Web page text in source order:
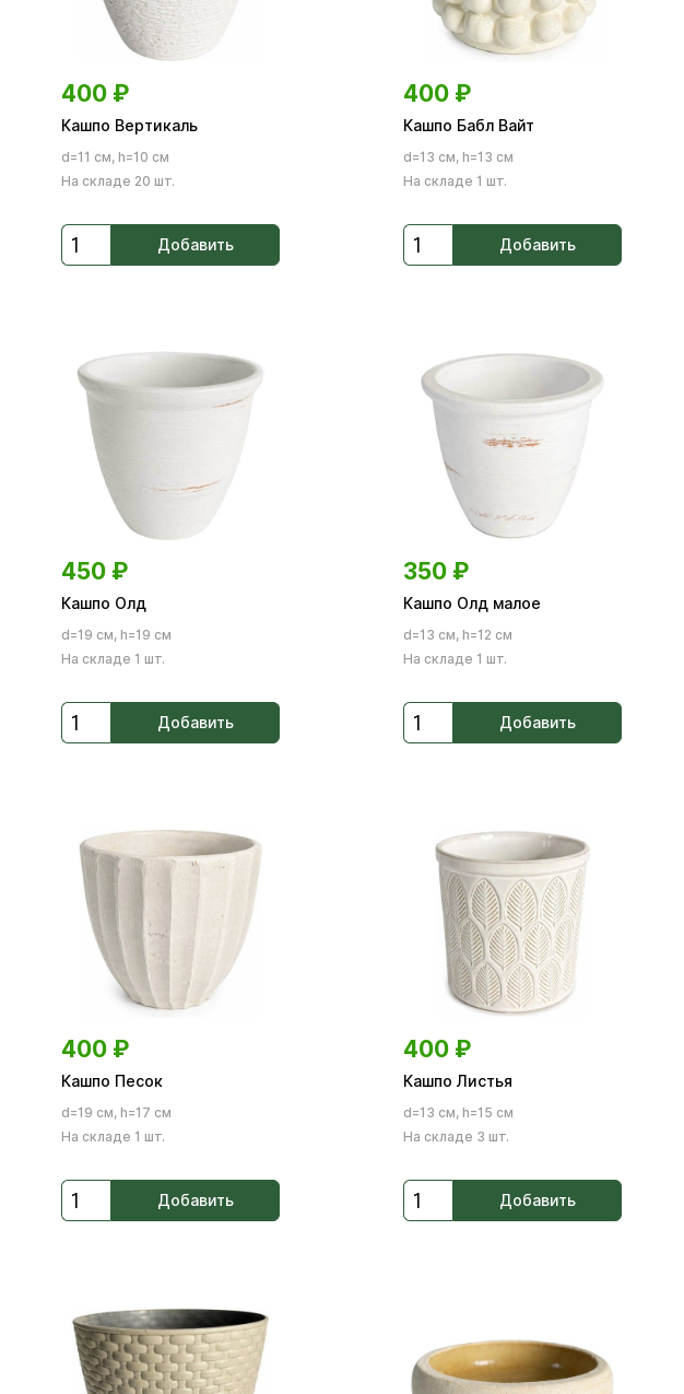
400 ₽
Кашпо Вертикаль
d=11 см, h=10 см
На складе 20 шт.
Добавить
400 ₽
Кашпо Бабл Вайт
d=13 см, h=13 см
На складе 1 шт.
Добавить
450 ₽
Кашпо Олд
d=19 см, h=19 см
На складе 1 шт.
Добавить
350 ₽
Кашпо Олд малое
d=13 см, h=12 см
На складе 1 шт.
Добавить
400 ₽
Кашпо Песок
d=19 см, h=17 см
На складе 1 шт.
Добавить
400 ₽
Кашпо Листья
d=13 см, h=15 см
На складе 3 шт.
Добавить